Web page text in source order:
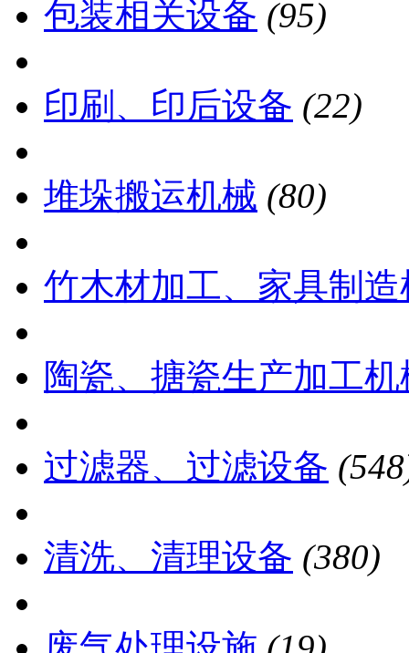
包装相关设备 (95)
印刷、印后设备 (22)
堆垛搬运机械 (80)
竹木材加工、家具制造
陶瓷、搪瓷生产加工机
过滤器、过滤设备
清洗、清理设备 (380)